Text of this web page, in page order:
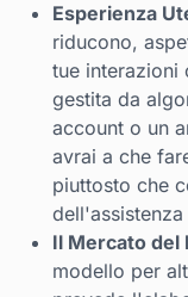
Esperienza
riducono,
tue interazioni
gestita da
account o un
avrai a che
piuttosto che
Il Mercato del
modello per